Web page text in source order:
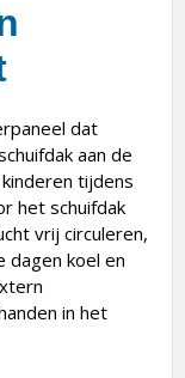
dat
aan de
tijdens
het schuifdak
vrij circuleren,
dagen koel en
in het